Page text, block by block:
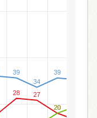
39
34
39
28
27
20
20